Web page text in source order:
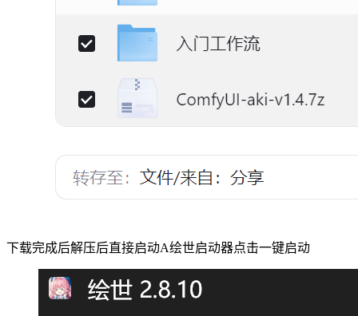
下载完成后解压后直接启动A绘世启动器点击一键启动